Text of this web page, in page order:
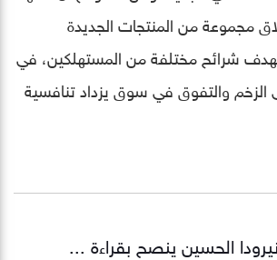
مجموعة من المنتجات الجديدة
شرائح مختلفة من المستهلكين، في
الزخم والتفوق في سوق يزداد تنافسية
نيرودا الحسين ينصح بقراءة ...